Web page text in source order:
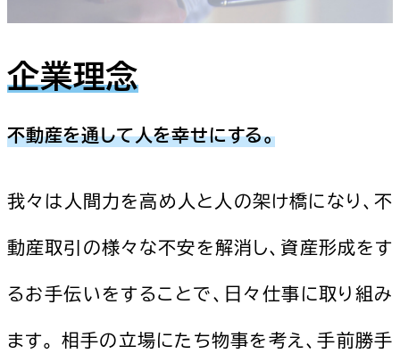
企業理念
不動産を通して人を幸せにする。
我々は人間力を高め人と人の架け橋になり、不
動産取引の様々な不安を解消し、資産形成をす
るお手伝いをすることで、日々仕事に取り組み
ます。 相手の立場にたち物事を考え、手前勝手